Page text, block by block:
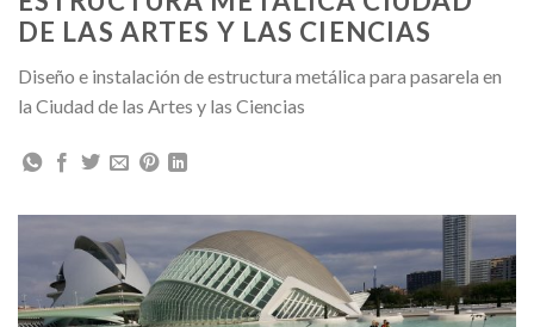
DE LAS ARTES Y LAS CIENCIAS
Diseño e instalación de estructura metálica para pasarela en
la Ciudad de las Artes y las Ciencias